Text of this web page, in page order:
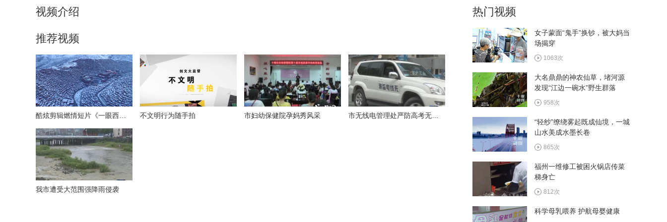
西十高铁执行优惠票价 十堰
往返西安6.4折起
看村BA畅游郧阳 多家景区
推出观赛福利
湖北省和美乡村篮球大赛总
决赛8月13日在郧阳区开赛
视频介绍
推荐视频
不文明行为随手拍 市妇幼保健院孕妈秀风采
我市遭受大范围强降雨侵袭
热门视频
女子蒙面“鬼手”换钞，被大妈当
场揭穿
1063次
大名鼎鼎的神农仙草，堵河源
发现“江边一碗水”野生群落
958次
“轻纱”缭绕雾起既成仙境，一城
山水美成水墨长卷
865次
福州一维修工被困火锅店传菜
梯身亡
812次
科学母乳喂养 护航母婴健康